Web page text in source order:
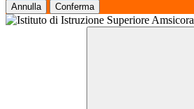
Annulla Conferma